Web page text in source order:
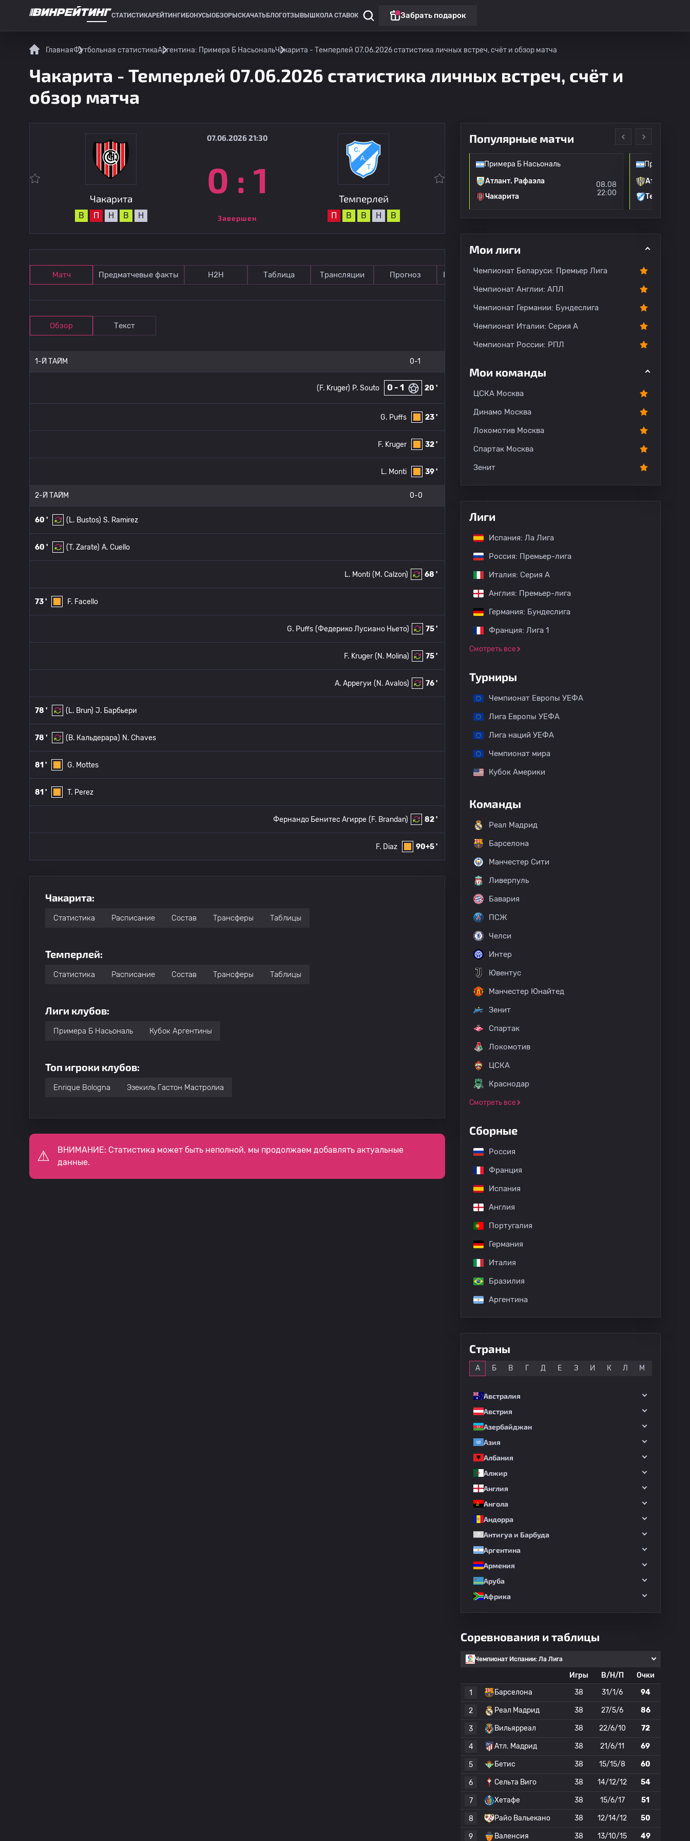
СТАТИСТИКАРЕЙТИНГИ БОНУСЫ ОБЗОРЫ СКАЧАТЬ БЛОГОТЗЫВЫ ШКОЛА СТАВОК Забрать подарок
ГлавнаяФутбольная статистикаАргентина: Примера Б НасьональЧакарита - Темперлей 07.06.2026 статистика личных встреч, счёт и обзор матча
Чакарита - Темперлей 07.06.2026 статистика личных встреч, счёт и
обзор матча
Чакарита
В П Н В Н
07.06.2026 21:30
0 : 1
Завершен
Темперлей
П В В Н В
Матч Предматчевые факты Н2Н Таблица Трансляции Прогноз Комментарии
Обзор Текст
1-Й ТАЙМ 0-1
20 '
0 - 1
P. Souto
(F. Kruger)
23 '
G. Puffs
32 '
F. Kruger
39 '
L. Monti
2-Й ТАЙМ 0-0
60 ' (L. Bustos) S. Ramirez
60 ' (T. Zarate) A. Cuello
68 '
(M. Calzon)
L. Monti
73 ' F. Facello
75 '
(Федерико Лусиано Ньето)
G. Puffs
75 '
(N. Molina)
F. Kruger
76 '
(N. Avalos)
A. Аррегуи
78 ' (L. Brun) J. Барбьери
78 ' (B. Кальдерара) N. Chaves
81 ' G. Mottes
81 ' T. Perez
82 '
(F. Brandan)
Фернандо Бенитес Агирре
90+5 '
F. Diaz
Чакарита:
Статистика Расписание Состав Трансферы Таблицы
Темперлей:
Статистика Расписание Состав Трансферы Таблицы
Лиги клубов:
Примера Б Насьональ Кубок Аргентины
Топ игроки клубов:
Enrique Bologna Эзекиль Гастон Мастролиа
ВНИМАНИЕ: Статистика может быть неполной, мы продолжаем добавлять актуальные
данные.
Популярные матчи
Примера Б Насьональ
Темперлей
11.08
Примера Б Насьональ
Атлант. Рафаэла
Чакарита
08.08
22:00
Примера Б
Атланта
Темперлей
Мои лиги
Чемпионат Беларуси: Премьер Лига
Чемпионат Англии: АПЛ
Чемпионат Германии: Бундеслига
Чемпионат Италии: Серия А
Чемпионат России: РПЛ
Мои команды
ЦСКА Москва
Динамо Москва
Локомотив Москва
Спартак Москва
Зенит
Лиги
Испания: Ла Лига
Россия: Премьер-лига
Италия: Серия А
Англия: Премьер-лига
Германия: Бундеслига
Франция: Лига 1
Смотреть все
Турниры
Чемпионат Европы УЕФА
Лига Европы УЕФА
Лига наций УЕФА
Чемпионат мира
Кубок Америки
Команды
Реал Мадрид
Барселона
Манчестер Сити
Ливерпуль
Бавария
ПСЖ
Челси
Интер
Ювентус
Манчестер Юнайтед
Зенит
Спартак
Локомотив
ЦСКА
Краснодар
Смотреть все
Сборные
Россия
Франция
Испания
Англия
Португалия
Германия
Италия
Бразилия
Аргентина
Страны
А Б В Г Д Е З И К Л М
Австралия
Австрия
Азербайджан
Азия
Албания
Алжир
Англия
Ангола
Андорра
Антигуа и Барбуда
Аргентина
Армения
Аруба
Африка
Соревнования и таблицы
Чемпионат Испании: Ла Лига
Игры В/Н/П
Очки
1
Барселона 38 31/1/6 94
2 Реал Мадрид 38 27/5/6 86
3 Вильярреал 38 22/6/10 72
4 Атл. Мадрид 38 21/6/11 69
5 Бетис 38 15/15/8 60
6 Сельта Виго 38 14/12/12 54
7 Хетафе 38 15/6/17 51
8 Райо Вальекано 38 12/14/12 50
9 Валенсия 38 13/10/15 49